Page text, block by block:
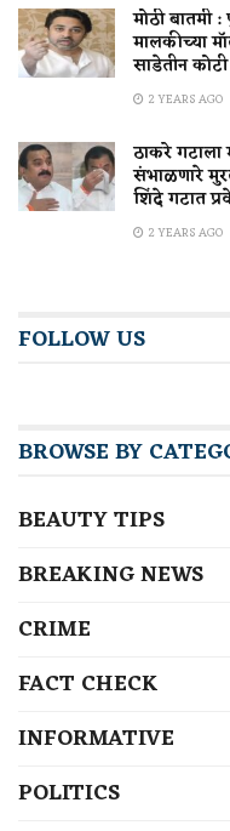
मोठी बातमी
मालकीच्या
साडेतीन
2 YEARS AGO
ठाकरे
संभाळणारे
शिंदे गटात
2 YEARS AGO
FOLLOW US
BROWSE BY
BEAUTY TIPS
BREAKING NEWS
CRIME
FACT CHECK
INFORMATIVE
POLITICS